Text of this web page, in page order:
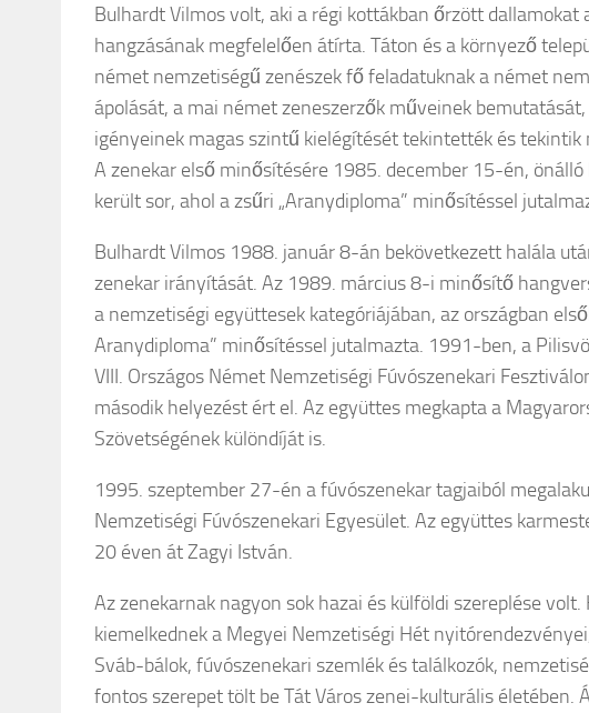
Bulhardt Vilmos volt, aki a régi kottákban őrzött dallamokat
hangzásának megfelelően átírta. Táton és a környező
német nemzetiségű zenészek fő feladatuknak a német
ápolását, a mai német zeneszerzők műveinek bemutatását,
igényeinek magas szintű kielégítését tekintették és tekintik
A zenekar első minősítésére 1985. december 15-én,
került sor, ahol a zsűri „Aranydiploma” minősítéssel
Bulhardt Vilmos 1988. január 8-án bekövetkezett halála
zenekar irányítását. Az 1989. március 8-i minősítő
a nemzetiségi együttesek kategóriájában, az országban
Aranydiploma” minősítéssel jutalmazta. 1991-ben, a
VIII. Országos Német Nemzetiségi Fúvószenekari
második helyezést ért el. Az együttes megkapta a
Szövetségének különdíját is.
1995. szeptember 27-én a fúvószenekar tagjaiból
Nemzetiségi Fúvószenekari Egyesület. Az együttes
20 éven át Zagyi István.
Az zenekarnak nagyon sok hazai és külföldi szereplése volt.
kiemelkednek a Megyei Nemzetiségi Hét
Sváb-bálok, fúvószenekari szemlék és találkozók,
fontos szerepet tölt be Tát Város zenei-kulturális életében.